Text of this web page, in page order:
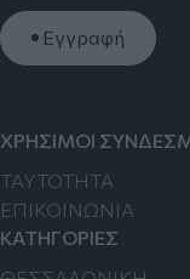
Εγγραφή
ΧΡΗΣΙΜΟΙ
TAYTOTHTA
ΕΠΙΚΟΙΝΩΝΙΑ
ΚΑΤΗΓΟΡΙΕΣ